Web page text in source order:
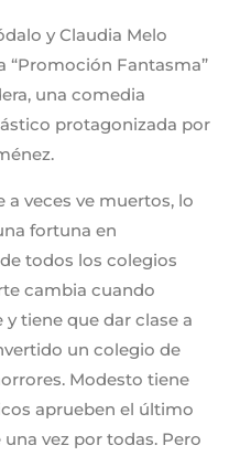
y Claudia Melo
“Promoción Fantasma”
una comedia
protagonizada por
veces ve muertos, lo
fortuna en
todos los colegios
cambia cuando
tiene que dar clase a
un colegio de
Modesto tiene
aprueben el último
vez por todas. Pero